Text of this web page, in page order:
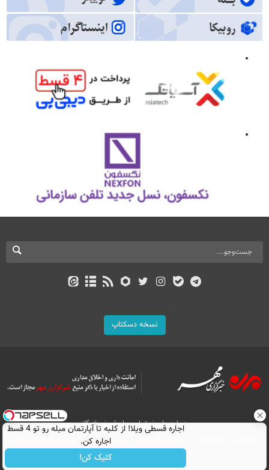
نسخه دسکتاپ
درباره ما تماس با ما
بازرگانی
All Content by Mehr News Agency is licensed under a Creative Commons
Attribution 4.0 International License.
اجاره‌ قسطی ویلا! از کلبه تا آپارتمان مبله رو تو 4 قسط
اجاره کن.
کلیک کن!